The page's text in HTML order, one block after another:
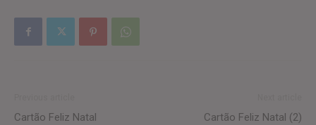
Cartão Feliz Natal Cartão Feliz Natal (2)